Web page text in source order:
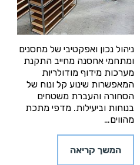
ניהול נכון ואפקטיבי של מחסנים
ומתחמי אחסנה מחייב התקנת
מערכות מידוף מודולריות
המאפשרות שינוע קל ונוח של
הסחורה והעברת משטחים
בנוחות וביעילות. מדפי מתכת
מהווים…
המשך קריאה